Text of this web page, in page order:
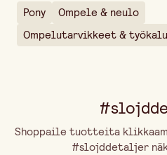
Pony
Ompele & neulo
Ompelutarvikkeet &
Shoppaile tuotteita
#slojddetaljer